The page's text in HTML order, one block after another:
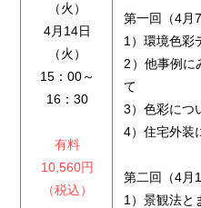
（火）
4月14日
（火）
15：00～
16：30
有料
10,560円
（税込）
第一回（4月
1）環境色彩
2）他事例に
て
3）色彩につ
4）住宅外装
第二回（4月
1）景観法と